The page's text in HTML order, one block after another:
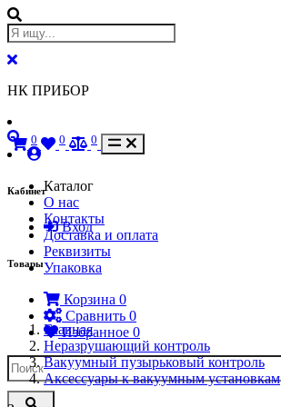
НК ПРИБОР
Кабинет
Вход
Товары
Корзина 0
Сравнить 0
Избранное 0
0 0 0
Каталог
О нас
Контакты
Доставка и оплата
Реквизиты
Упаковка
Главная
Неразрушающий контроль
Вакуумный пузырьковый контроль
Аксессуары к вакуумным установкам